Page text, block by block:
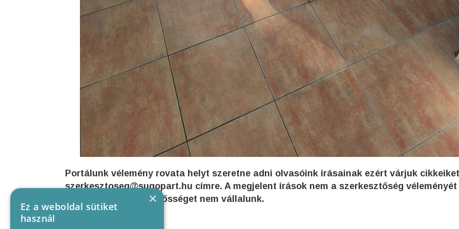
Portálunk vélemény rovata helyt szeretne adni olvasóink írásainak ezért várjuk cikkeiket
szerkesztoseg@sugopart.hu címre. A megjelent írások nem a szerkesztőség véleményét
tükrözik, azokért felelősséget nem vállalunk.
×
Ez a weboldal sütiket
használ